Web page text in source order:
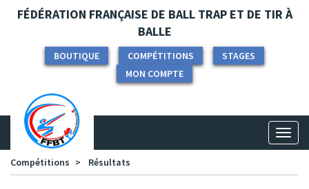
Panneau de gestion des cookies
FÉDÉRATION FRANÇAISE DE BALL TRAP ET DE TIR À
BALLE
BOUTIQUE COMPÉTITIONS
STAGES
MON COMPTE
Compétitions
Résultats